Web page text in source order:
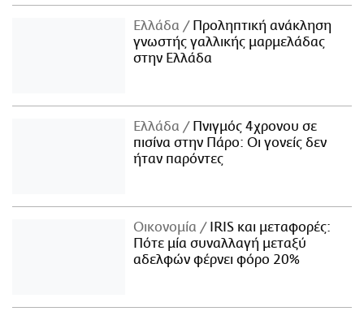
Ελλάδα
Προληπτική ανάκληση
γνωστής γαλλικής μαρμελάδας
στην Ελλάδα
Ελλάδα
Πνιγμός 4χρονου σε
πισίνα στην Πάρο: Οι γονείς δεν
ήταν παρόντες
Οικονομία
IRIS και μεταφορές:
Πότε μία συναλλαγή μεταξύ
αδελφών φέρνει φόρο 20%